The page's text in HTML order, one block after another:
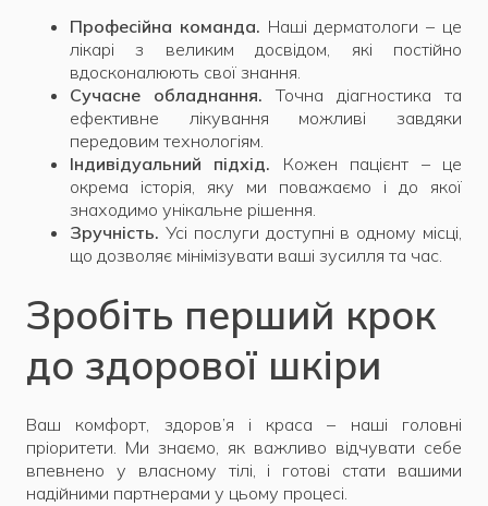
Професійна команда. Наші дерматологи – це
лікарі з великим досвідом, які постійно
вдосконалюють свої знання.
Сучасне обладнання. Точна діагностика та
ефективне лікування можливі завдяки
передовим технологіям.
Індивідуальний підхід. Кожен пацієнт – це
окрема історія, яку ми поважаємо і до якої
знаходимо унікальне рішення.
Зручність. Усі послуги доступні в одному місці,
що дозволяє мінімізувати ваші зусилля та час.
Зробіть перший крок
до здорової шкіри
Ваш комфорт, здоров’я і краса – наші головні
пріоритети. Ми знаємо, як важливо відчувати себе
впевнено у власному тілі, і готові стати вашими
надійними партнерами у цьому процесі.